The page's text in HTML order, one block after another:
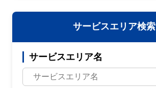
サービスエリア検索
サービスエリア名